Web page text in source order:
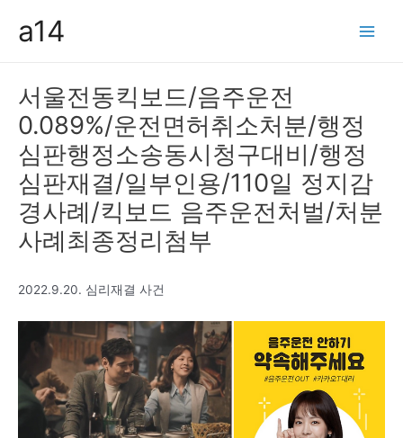
a14
서울전동킥보드/음주운전
0.089%/운전면허취소처분/행정
심판행정소송동시청구대비/행정
심판재결/일부인용/110일 정지감
경사례/킥보드 음주운전처벌/처분
사례최종정리첨부
2022.9.20. 심리재결 사건